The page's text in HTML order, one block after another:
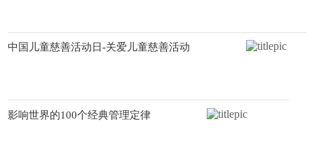
中国儿童慈善活动日-关爱儿童慈善活动
影响世界的100个经典管理定律